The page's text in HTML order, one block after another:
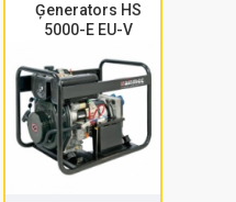
Ģenerators HS
5000-E EU-V